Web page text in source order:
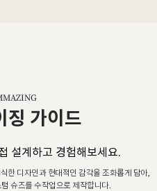
징 가이드
설계하고 경험해보세요.
한 디자인과 현대적인 감각을 조화롭게 담아,
슈즈를 수작업으로 제작합니다.